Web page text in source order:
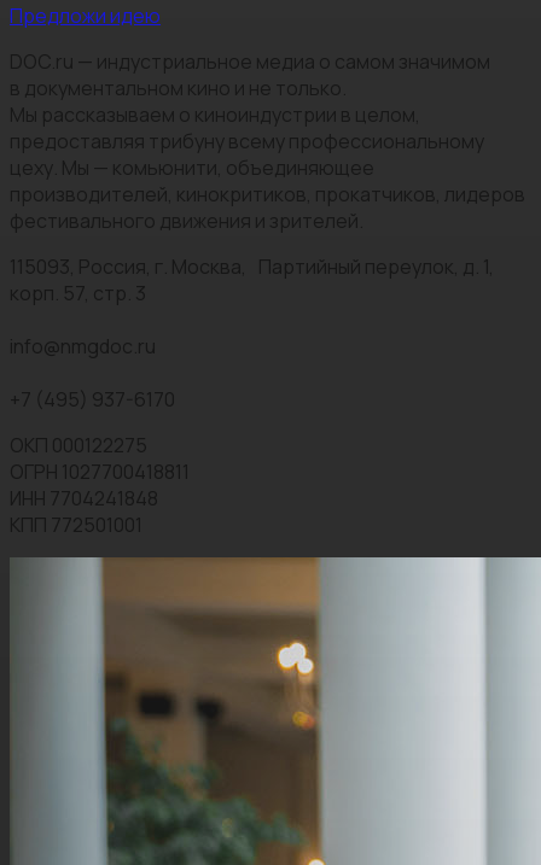
Предложи идею
DOC.ru — индустриальное медиа о самом значимом
в документальном кино и не только.
Мы рассказываем о киноиндустрии в целом,
предоставляя трибуну всему профессиональному
цеху. Мы — комьюнити, объединяющее
производителей, кинокритиков, прокатчиков, лидеров
фестивального движения и зрителей.
115093, Россия, г. Москва, Партийный переулок, д. 1,
корп. 57, стр. 3
info@nmgdoc.ru
+7 (495) 937-6170
ОКП 000122275
ОГРН 1027700418811
ИНН 7704241848
КПП 772501001